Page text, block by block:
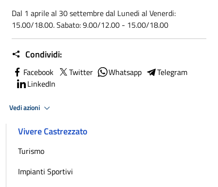
Dal 1 aprile al 30 settembre dal Lunedi al Venerdi:
15.00/18.00. Sabato: 9.00/12.00 - 15.00/18.00
Condividi:
Facebook Twitter Whatsapp
Telegram
LinkedIn
Vedi azioni
Vivere Castrezzato
Turismo
Impianti Sportivi